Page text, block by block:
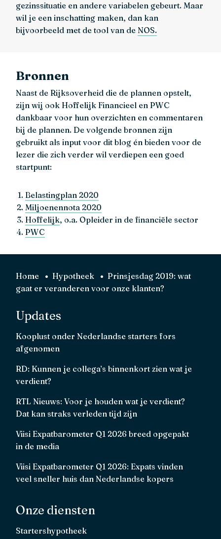
gezinssituatie en andere variabelen gebeurt. Maar
wil je een inschatting maken, dan kan
bijvoorbeeld met de tool van de NOS.
Bronnen
Naast de Rijksoverheid die de plannen opstelt,
zijn wij ook Hoffelijk Financieel en PWC
dankbaar voor hun overzichten en commentaren
bij de plannen. De volgende bronnen zijn
gebruikt als input voor dit blog én bieden voor de
lezer die zich verder wil verdiepen een goed
startpunt:
Belastingplan 2020
Miljoenennota 2020
Hoffelijk, o.a. Opleider in de financiële sector
PWC
Home Hypotheek
Prinsjesdag 2019: wat
gaat er veranderen voor onze klanten?
Updates
Kooplust onder Nederlandse starters fors
afgenomen
RD: Kunnen je collega’s binnenkort zien wat je
verdient?
RTL Nieuws: Voor je houden wat je verdient?
Dat kan straks verleden tijd zijn
Viisi Expatbarometer Q1 2026 breed opgepakt
in de media
Viisi Expatbarometer Q1 2026: Expats vinden
veel sneller huis dan Nederlandse kopers
Onze diensten
Startershypotheek